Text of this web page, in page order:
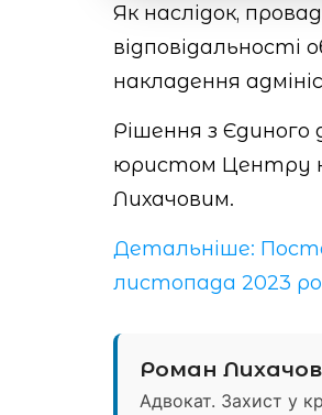
Як наслідок,
відповідальності
накладення
Рішення з Єдиного
юристом Центру
Лихачовим.
Детальніше:
листопада 2023
Роман Лихачов
Адвокат. Захист у